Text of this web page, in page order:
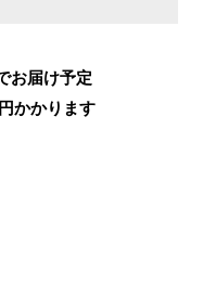
お届け予定
円かかります